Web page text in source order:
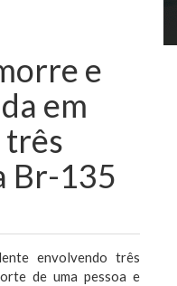
e
em
três
Br-135
envolvendo três
de uma pessoa e